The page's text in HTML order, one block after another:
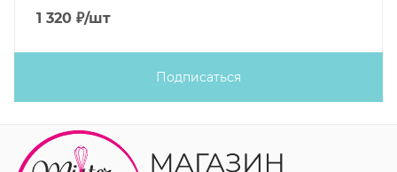
1 320 ₽/шт
Подписаться